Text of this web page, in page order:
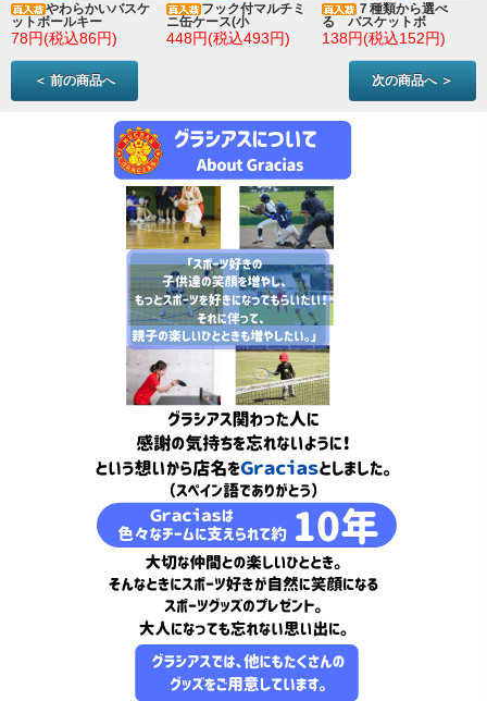
やわらかいバスケ
ットボールキー
78円(税込86円)
フック付マルチミ
ニ缶ケース(小
448円(税込493円)
７種類から選べ
る バスケットボ
138円(税込152円)
＜ 前の商品へ 次の商品へ ＞